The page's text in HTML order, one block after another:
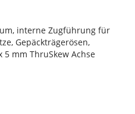
interne Zugführung für
Gepäckträgerösen,
mm ThruSkew Achse